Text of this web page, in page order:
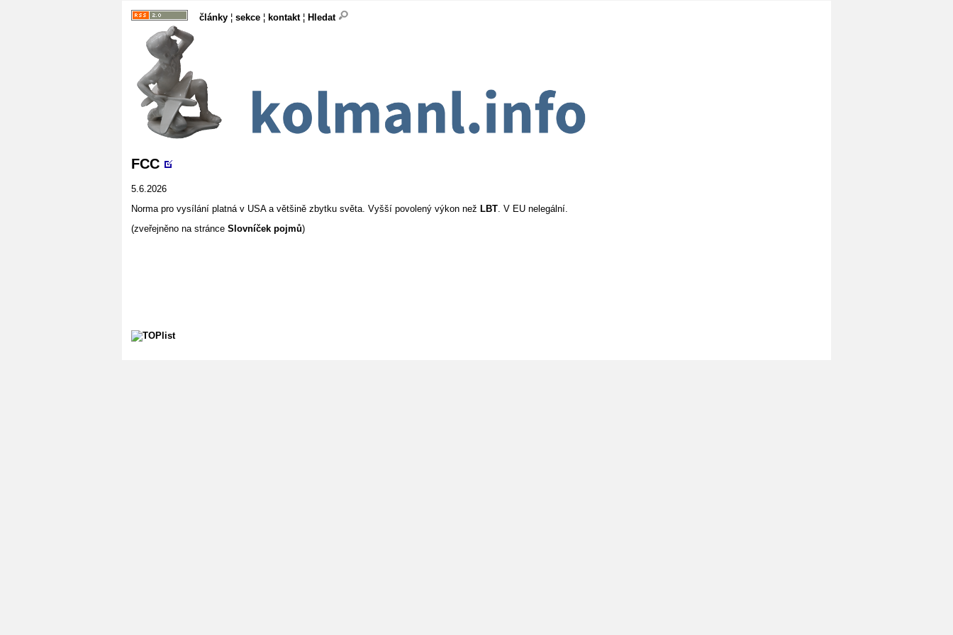
články ¦ sekce ¦ kontakt¦ Hledat
FCC
5.6.2026
Norma pro vysílání platná v USA a většině zbytku světa. Vyšší povolený výkon než LBT . V EU nelegální.
(zveřejněno na stránce Slovníček pojmů)